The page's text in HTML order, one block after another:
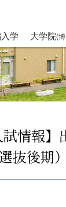
学 大学院(
試情報
抜後期）